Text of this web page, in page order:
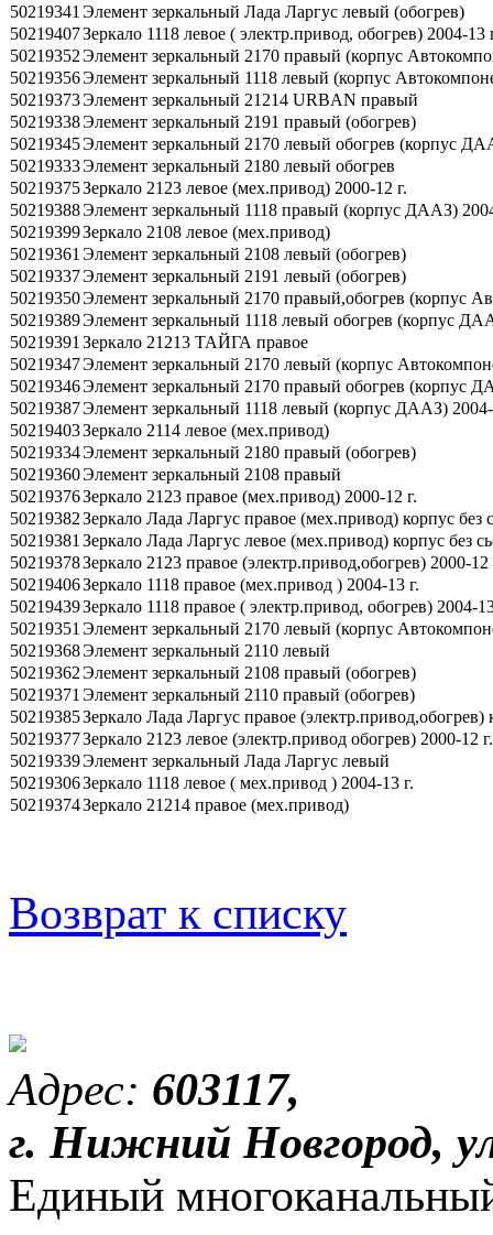
50219341 Элемент зеркальный Лада Ларгус левый (обогрев)
50219407Зеркало 1118 левое ( электр.привод, обогрев) 2004-13
50219352Элемент зеркальный 2170 правый (корпус
50219356Элемент зеркальный 1118 левый (корпус
50219373Элемент зеркальный 21214 URBAN правый
50219338Элемент зеркальный 2191 правый (обогрев)
50219345Элемент зеркальный 2170 левый обогрев (корпус
50219333Элемент зеркальный 2180 левый обогрев
50219375Зеркало 2123 левое (мех.привод) 2000-12 г.
50219388Элемент зеркальный 1118 правый (корпус ДААЗ)
50219399Зеркало 2108 левое (мех.привод)
50219361 Элемент зеркальный 2108 левый (обогрев)
50219337Элемент зеркальный 2191 левый (обогрев)
50219350Элемент зеркальный 2170 правый,обогрев (корпус
50219389Элемент зеркальный 1118 левый обогрев (корпус
50219391 Зеркало 21213 ТАЙГА правое
50219347Элемент зеркальный 2170 левый (корпус
50219346Элемент зеркальный 2170 правый обогрев (корпус
50219387Элемент зеркальный 1118 левый (корпус ДААЗ) 2004-
50219403Зеркало 2114 левое (мех.привод)
50219334Элемент зеркальный 2180 правый (обогрев)
50219360Элемент зеркальный 2108 правый
50219376Зеркало 2123 правое (мех.привод) 2000-12 г.
50219382Зеркало Лада Ларгус правое (мех.привод) корпус без
50219381 Зеркало Лада Ларгус левое (мех.привод) корпус без
50219378Зеркало 2123 правое (электр.привод,обогрев) 2000-12
50219406Зеркало 1118 правое (мех.привод ) 2004-13 г.
50219439Зеркало 1118 правое ( электр.привод, обогрев) 2004-
50219351 Элемент зеркальный 2170 левый (корпус
50219368Элемент зеркальный 2110 левый
50219362Элемент зеркальный 2108 правый (обогрев)
50219371 Элемент зеркальный 2110 правый (обогрев)
50219385Зеркало Лада Ларгус правое
50219377Зеркало 2123 левое (электр.привод обогрев) 2000-12 г.
50219339Элемент зеркальный Лада Ларгус левый
50219306Зеркало 1118 левое ( мех.привод ) 2004-13 г.
50219374Зеркало 21214 правое (мех.привод)
Возврат к списку
Адрес: 603117,
г. Нижний Новгород,
Единый